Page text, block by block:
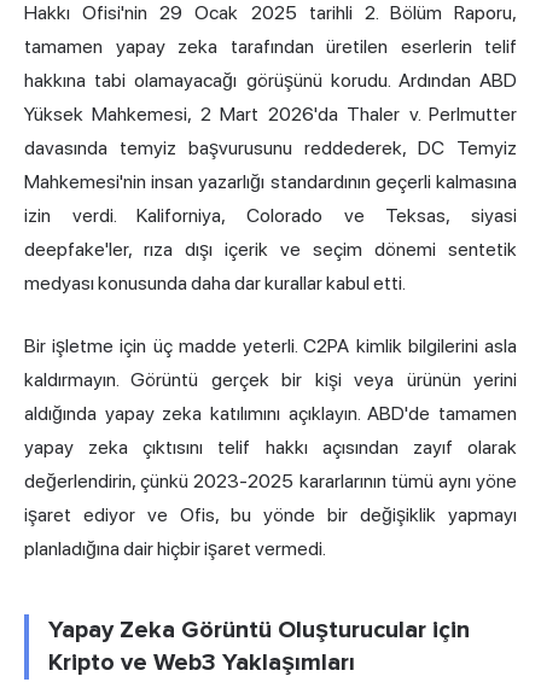
Hakkı Ofisi'nin 29 Ocak 2025 tarihli 2. Bölüm Raporu,
tamamen yapay zeka tarafından üretilen eserlerin telif
hakkına tabi olamayacağı görüşünü korudu. Ardından ABD
Yüksek Mahkemesi, 2 Mart 2026'da Thaler v. Perlmutter
davasında temyiz başvurusunu reddederek, DC Temyiz
Mahkemesi'nin insan yazarlığı standardının geçerli kalmasına
izin verdi. Kaliforniya, Colorado ve Teksas, siyasi
deepfake'ler, rıza dışı içerik ve seçim dönemi sentetik
medyası konusunda daha dar kurallar kabul etti.
Bir işletme için üç madde yeterli. C2PA kimlik bilgilerini asla
kaldırmayın. Görüntü gerçek bir kişi veya ürünün yerini
aldığında yapay zeka katılımını açıklayın. ABD'de tamamen
yapay zeka çıktısını telif hakkı açısından zayıf olarak
değerlendirin, çünkü 2023-2025 kararlarının tümü aynı yöne
işaret ediyor ve Ofis, bu yönde bir değişiklik yapmayı
planladığına dair hiçbir işaret vermedi.
Yapay Zeka Görüntü Oluşturucular için
Kripto ve Web3 Yaklaşımları